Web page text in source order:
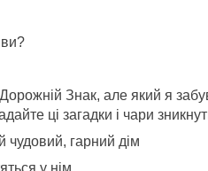
Знак, але який я
ці загадки і чари
чудовий, гарний дiм